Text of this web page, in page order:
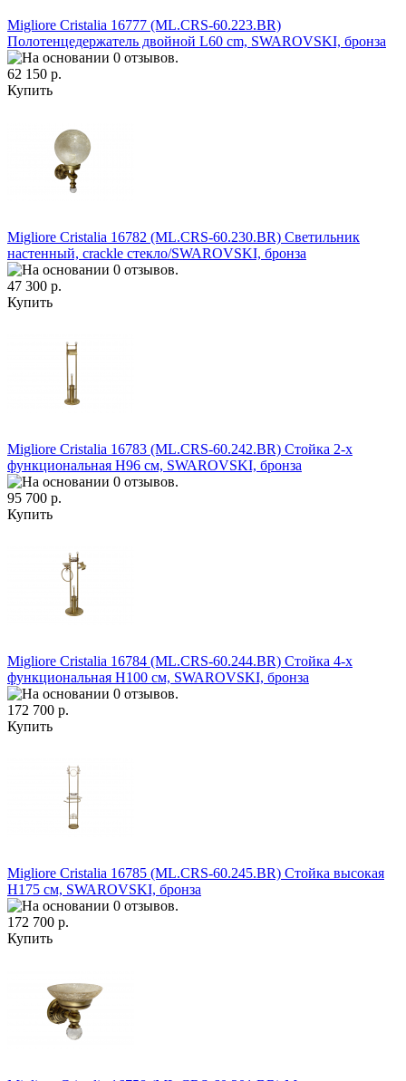
Migliore Cristalia 16777 (ML.CRS-60.223.BR)
Полотенцедержатель двойной L60 cm, SWAROVSKI, бронза
62 150 р.
Купить
Migliore Cristalia 16782 (ML.CRS-60.230.BR) Светильник
настенный, crackle стекло/SWAROVSKI, бронза
47 300 р.
Купить
Migliore Cristalia 16783 (ML.CRS-60.242.BR) Стойка 2-х
функциональная H96 см, SWAROVSKI, бронза
95 700 р.
Купить
Migliore Cristalia 16784 (ML.CRS-60.244.BR) Стойка 4-х
функциональная H100 см, SWAROVSKI, бронза
172 700 р.
Купить
Migliore Cristalia 16785 (ML.CRS-60.245.BR) Стойка высокая
H175 см, SWAROVSKI, бронза
172 700 р.
Купить